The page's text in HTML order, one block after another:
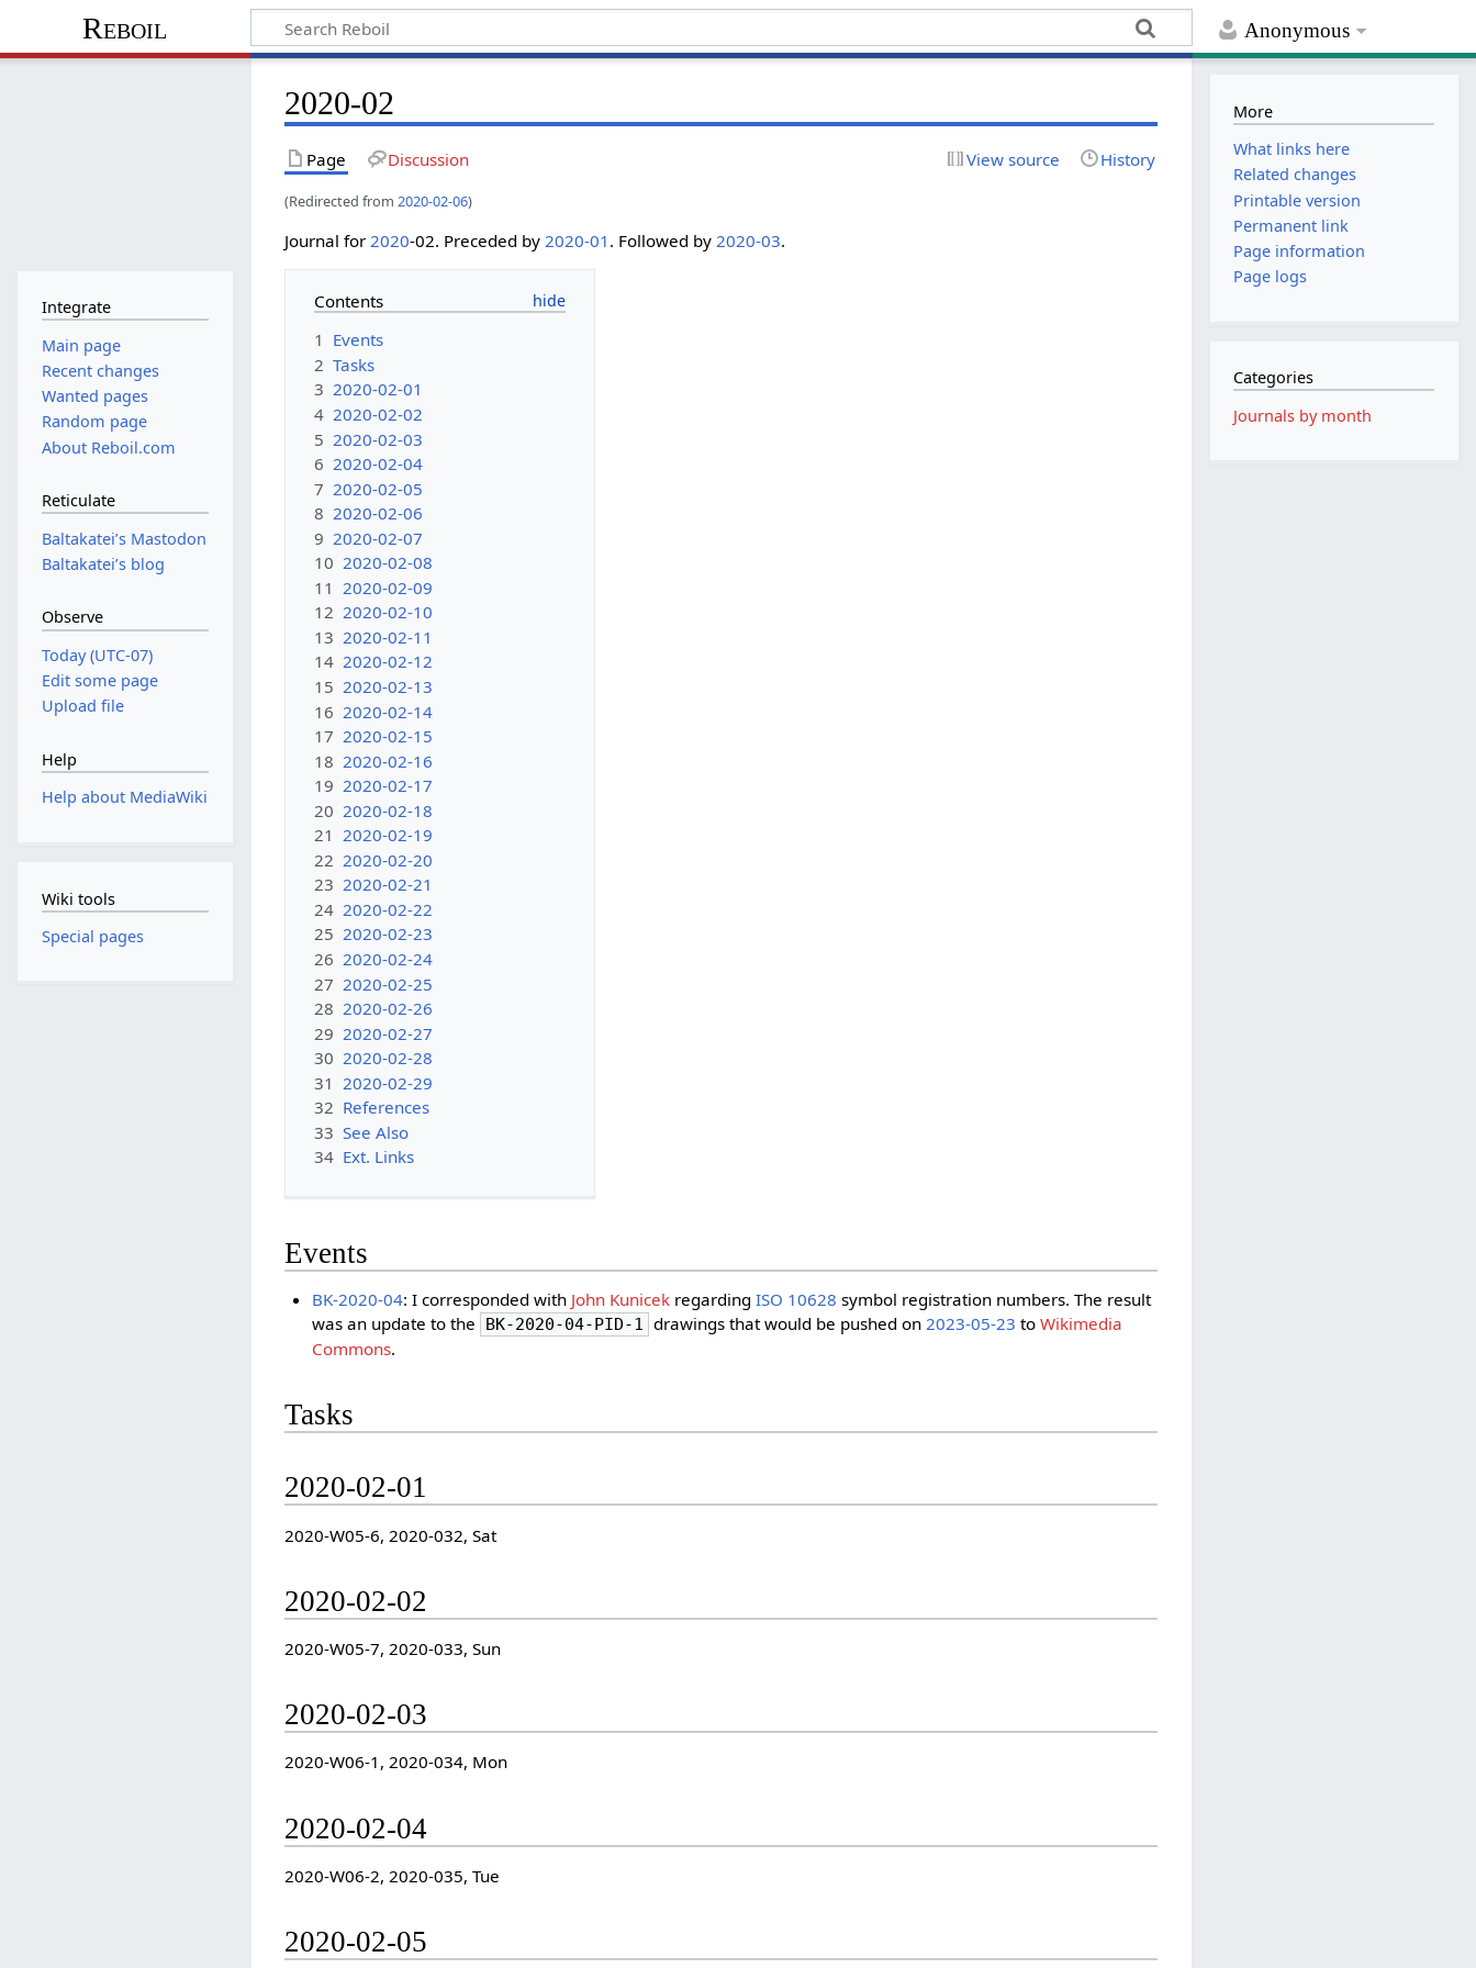
Anonymous
Reboil
2020-02
Page Discussion View source History
(Redirected from2020-02-06)
Journal for 2020-02. Preceded by 2020-01 . Followed by 2020-03.
Contents
1 Events
2 Tasks
3 2020-02-01
4 2020-02-02
5 2020-02-03
6 2020-02-04
7 2020-02-05
8 2020-02-06
9 2020-02-07
10 2020-02-08
11 2020-02-09
12 2020-02-10
13 2020-02-11
14 2020-02-12
15 2020-02-13
16 2020-02-14
17 2020-02-15
18 2020-02-16
19 2020-02-17
20 2020-02-18
21 2020-02-19
22 2020-02-20
23 2020-02-21
24 2020-02-22
25 2020-02-23
26 2020-02-24
27 2020-02-25
28 2020-02-26
29 2020-02-27
30 2020-02-28
31 2020-02-29
32 References
33 See Also
34 Ext. Links
Events
BK-2020-04: I corresponded with John Kunicekregarding ISO 10628 symbol registration numbers. The result
was an update to the
BK-2020-04-PID-1 drawings that would be pushed on 2023-05-23 to Wikimedia
Commons.
Tasks
2020-02-01
2020-W05-6, 2020-032, Sat
2020-02-02
2020-W05-7, 2020-033, Sun
2020-02-03
2020-W06-1, 2020-034, Mon
2020-02-04
2020-W06-2, 2020-035, Tue
2020-02-05
Integrate
Main page
Recent changes
Wanted pages
Random page
About Reboil.com
Reticulate
Baltakateiʼs Mastodon
Baltakateiʼs blog
Observe
Today (UTC-07)
Edit some page
Upload file
Help
Help about MediaWiki
Wiki tools
Special pages
More
What links here
Related changes
Printable version
Permanent link
Page information
Page logs
Categories
Journals by month